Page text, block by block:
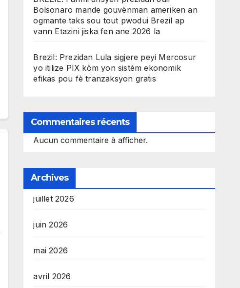
Bolsonaro mande gouvènman ameriken an
ogmante taks sou tout pwodui Brezil ap
vann Etazini jiska fen ane 2026 la
Brezil: Prezidan Lula sigjere peyi Mercosur
yo itilize PIX kòm yon sistèm ekonomik
efikas pou fè tranzaksyon gratis
Commentaires récents
Aucun commentaire à afficher.
Archives
juillet 2026
juin 2026
mai 2026
avril 2026